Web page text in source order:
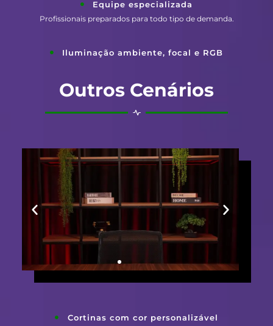
Equipe especializada
Profissionais preparados para todo tipo de demanda.
Iluminação ambiente, focal e RGB
Outros Cenários
Cortinas com cor personalizável